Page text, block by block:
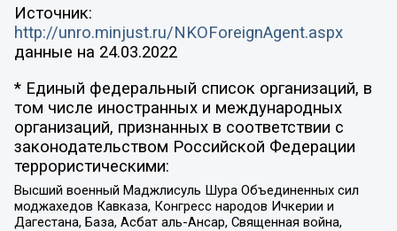
Источник:
http://unro.minjust.ru/NKOForeignAgent.aspx
данные на 24.03.2022
* Единый федеральный список организаций, в
том числе иностранных и международных
организаций, признанных в соответствии с
законодательством Российской Федерации
террористическими:
Высший военный Маджлисуль Шура Объединенных сил
моджахедов Кавказа, Конгресс народов Ичкерии и
Дагестана, База, Асбат аль-Ансар, Священная война,